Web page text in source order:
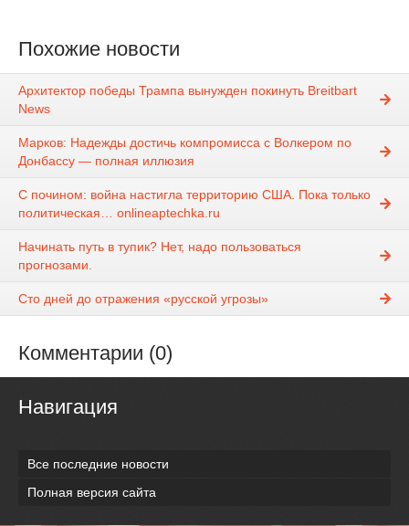
Похожие новости
Архитектор победы Трампа вынужден покинуть Breitbart
News
Марков: Надежды достичь компромисса с Волкером по
Донбассу — полная иллюзия
С почином: война настигла территорию США. Пока только
политическая… onlineaptechka.ru
Начинать путь в тупик? Нет, надо пользоваться
прогнозами.
Сто дней до отражения «русской угрозы»
Комментарии (0)
Навигация
Все последние новости
Полная версия сайта